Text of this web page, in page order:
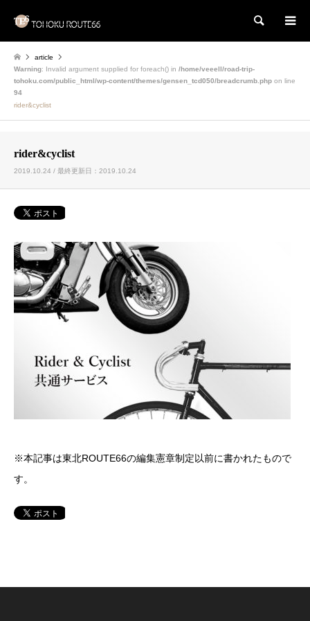
検索
article
Warning: Invalid argument supplied for foreach() in /home/veeell/road-trip-
tohoku.com/public_html/wp-content/themes/gensen_tcd050/breadcrumb.php on line
94
rider&cyclist
rider&cyclist
2019.10.24 / 最終更新日：2019.10.24
※本記事は東北ROUTE66の編集憲章制定以前に書かれたもので
す。